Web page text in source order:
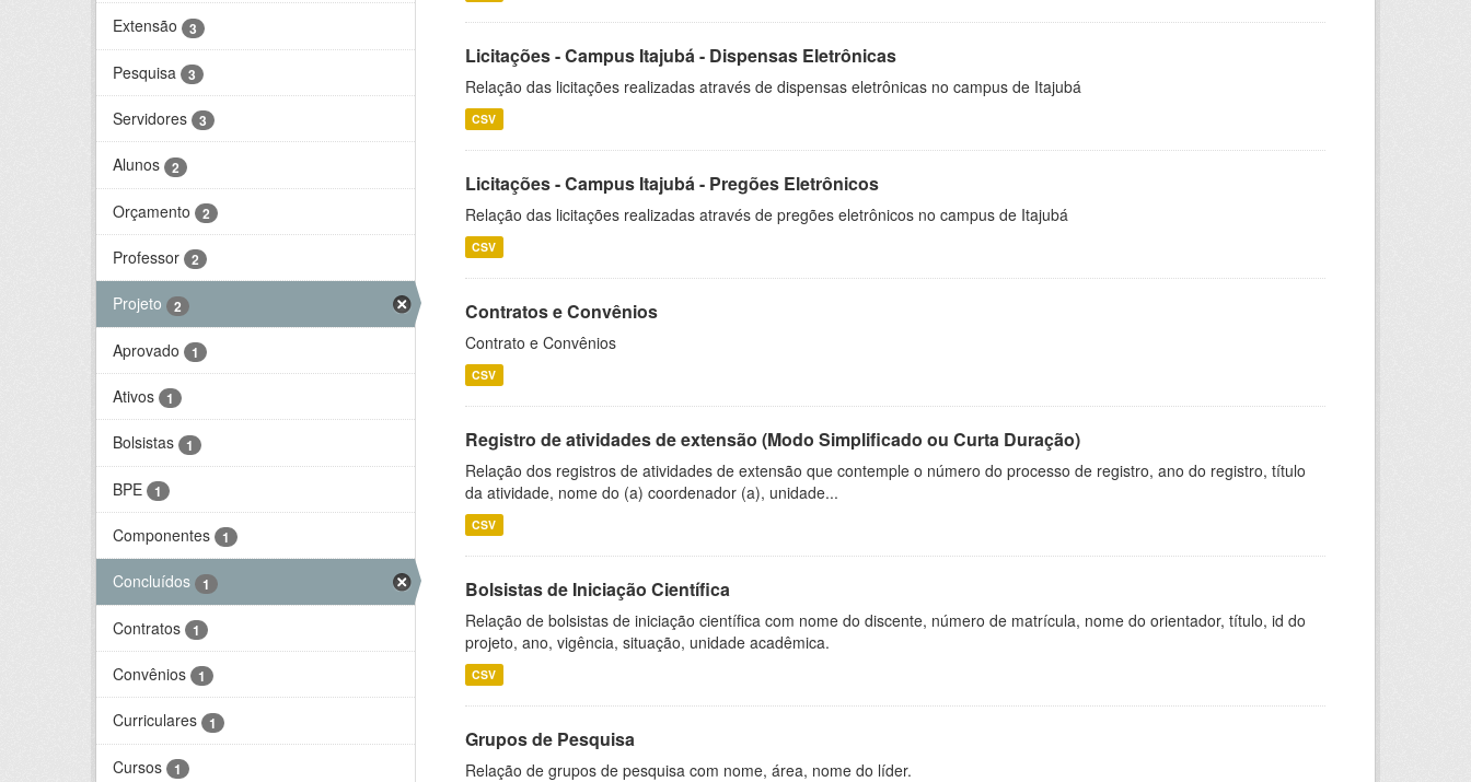
Extensão 3
Pesquisa 3
Servidores 3
Alunos 2
Orçamento 2
Professor 2
Projeto 2
Aprovado 1
Ativos 1
Bolsistas 1
BPE 1
Componentes 1
Concluídos 1
Contratos 1
Convênios 1
Curriculares 1
Cursos 1
Licitações - Campus Itajubá - Dispensas Eletrônicas
Relação das licitações realizadas através de dispensas eletrônicas no campus de Itajubá
CSV
Licitações - Campus Itajubá - Pregões Eletrônicos
Relação das licitações realizadas através de pregões eletrônicos no campus de Itajubá
CSV
Contratos e Convênios
Contrato e Convênios
CSV
Registro de atividades de extensão (Modo Simplificado ou Curta Duração)
Relação dos registros de atividades de extensão que contemple o número do processo de registro, ano do registro, título
da atividade, nome do (a) coordenador (a), unidade...
CSV
Bolsistas de Iniciação Científica
Relação de bolsistas de iniciação científica com nome do discente, número de matrícula, nome do orientador, título, id do
projeto, ano, vigência, situação, unidade acadêmica.
CSV
Grupos de Pesquisa
Relação de grupos de pesquisa com nome, área, nome do líder.